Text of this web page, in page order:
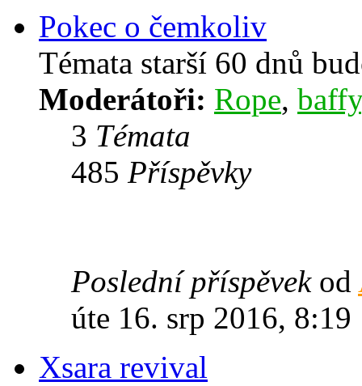
Pokec o čemkoliv
Témata starší 60 dnů
Moderátoři: Rope, baffy
3 Témata
485 Příspěvky
Poslední příspěvekod
úte 16. srp 2016, 8:19
Xsara revival